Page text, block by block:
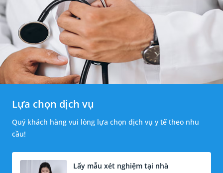
Lựa chọn dịch vụ
Quý khách hàng vui lòng lựa chọn dịch vụ y tế theo nhu
cầu!
Lấy mẫu xét nghiệm tại nhà